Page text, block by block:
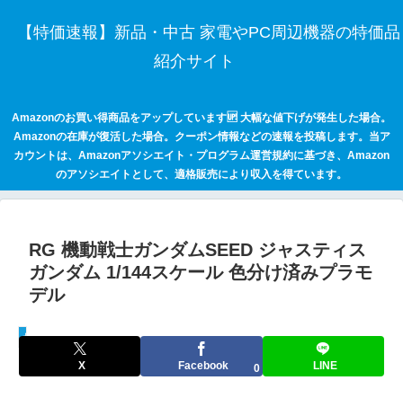
【特価速報】新品・中古 家電やPC周辺機器の特価品
紹介サイト
Amazonのお買い得商品をアップしています🆙 大幅な値下げが発生した場合。
Amazonの在庫が復活した場合。クーポン情報などの速報を投稿します。当ア
カウントは、Amazonアソシエイト・プログラム運営規約に基づき、Amazon
のアソシエイトとして、適格販売により収入を得ています。
RG 機動戦士ガンダムSEED ジャスティス
ガンダム 1/144スケール 色分け済みプラモ
デル
セールハンター 激安情報まとめサイト
X Facebook 0 LINE